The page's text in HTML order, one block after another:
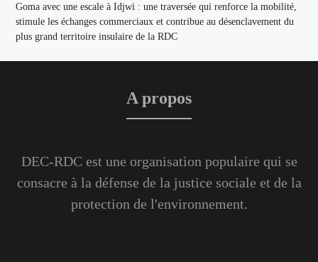
Goma avec une escale à Idjwi : une traversée qui renforce la mobilité,
stimule les échanges commerciaux et contribue au désenclavement du
plus grand territoire insulaire de la RDC
A propos
DEC-RDC est une organisation populaire qui se
consacre à la défense de la justice sociale et de la
protection de l'environnement.